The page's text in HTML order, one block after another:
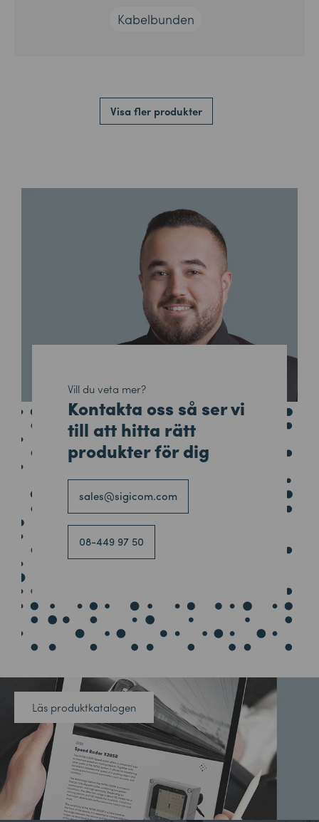
Kabelbunden
Visa fler produkter
Vill du veta mer?
Kontakta oss så ser vi
till att hitta rätt
produkter för dig
sales@sigicom.com
08-449 97 50
Läs produktkatalogen